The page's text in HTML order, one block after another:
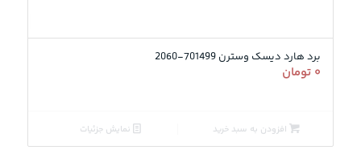
برد هارد دیسک وسترن 701499-2060
۰ تومان
افزودن به سبد خرید نمایش جزئیات